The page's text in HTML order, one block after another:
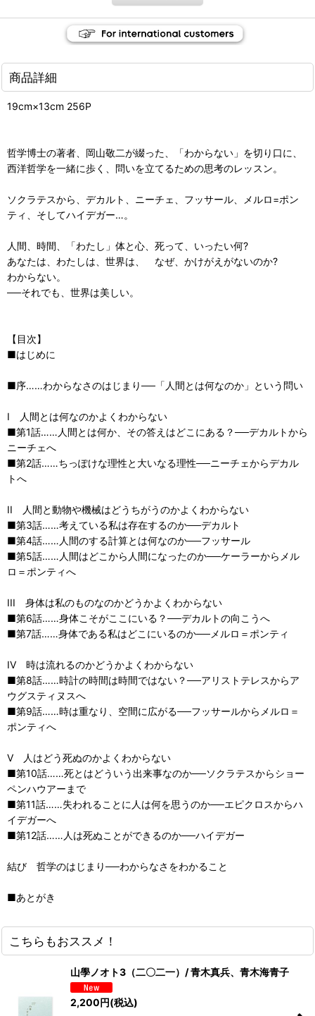
商品詳細
19cm×13cm 256P
哲学博士の著者、岡山敬二が綴った、「わからない」を切り口に、
西洋哲学を一緒に歩く、問いを立てるための思考のレッスン。
ソクラテスから、デカルト、ニーチェ、フッサール、メルロ=ポン
ティ、そしてハイデガー…。
人間、時間、「わたし」体と心、死って、いったい何?
あなたは、わたしは、世界は、 なぜ、かけがえがないのか?
わからない。
──それでも、世界は美しい。
【目次】
■はじめに
■序……わからなさのはじまり──「人間とは何なのか」という問い
I 人間とは何なのかよくわからない
■第1話……人間とは何か、その答えはどこにある？──デカルトから
ニーチェへ
■第2話……ちっぽけな理性と大いなる理性──ニーチェからデカル
トへ
II 人間と動物や機械はどうちがうのかよくわからない
■第3話……考えている私は存在するのか──デカルト
■第4話……人間のする計算とは何なのか──フッサール
■第5話……人間はどこから人間になったのか──ケーラーからメル
ロ＝ポンティへ
III 身体は私のものなのかどうかよくわからない
■第6話……身体こそがここにいる？──デカルトの向こうへ
■第7話……身体である私はどこにいるのか──メルロ＝ポンティ
IV 時は流れるのかどうかよくわからない
■第8話……時計の時間は時間ではない？──アリストテレスからア
ウグスティヌスへ
■第9話……時は重なり、空間に広がる──フッサールからメルロ＝
ポンティへ
V 人はどう死ぬのかよくわからない
■第10話……死とはどういう出来事なのか──ソクラテスからショー
ペンハウアーまで
■第11話……失われることに人は何を思うのか──エピクロスからハ
イデガーへ
■第12話……人は死ぬことができるのか──ハイデガー
結び 哲学のはじまり──わからなさをわかること
■あとがき
こちらもおススメ！
山學ノオト3（二〇二一）/ 青木真兵、青木海青子
2,200円(税込)